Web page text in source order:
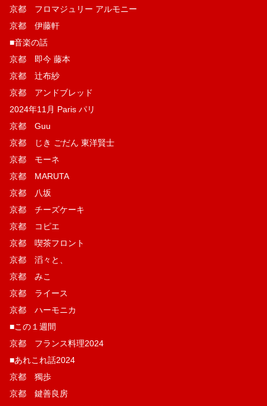
京都 フロマジュリー アルモニー
京都 伊藤軒
■音楽の話
京都 即今 藤本
京都 辻布紗
京都 アンドブレッド
2024年11月 Paris パリ
京都 Guu
京都 じき ごだん 東洋賢士
京都 モーネ
京都 MARUTA
京都 八坂
京都 チーズケーキ
京都 コピエ
京都 喫茶フロント
京都 滔々と、
京都 みこ
京都 ライース
京都 ハーモニカ
■この１週間
京都 フランス料理2024
■あれこれ話2024
京都 獨歩
京都 鍵善良房